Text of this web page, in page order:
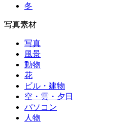
冬
写真素材
写真
風景
動物
花
ビル・建物
空・雲・夕日
パソコン
人物